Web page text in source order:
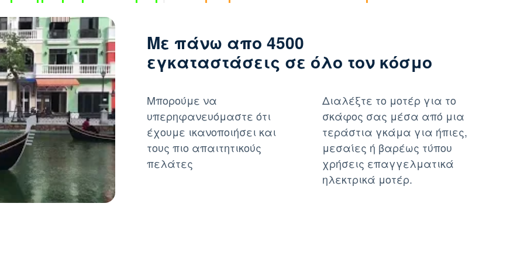
Με πάνω απο 4500
εγκαταστάσεις σε όλο τον κόσμο
Μπορούμε να
υπερηφανευόμαστε ότι
έχουμε ικανοποιήσει και
τους πιο απαιτητικούς
πελάτες
Διαλέξτε το μοτέρ για το
σκάφος σας μέσα από μια
τεράστια γκάμα για ήπιες,
μεσαίες ή βαρέως τύπου
χρήσεις επαγγελματικά
ηλεκτρικά μοτέρ.